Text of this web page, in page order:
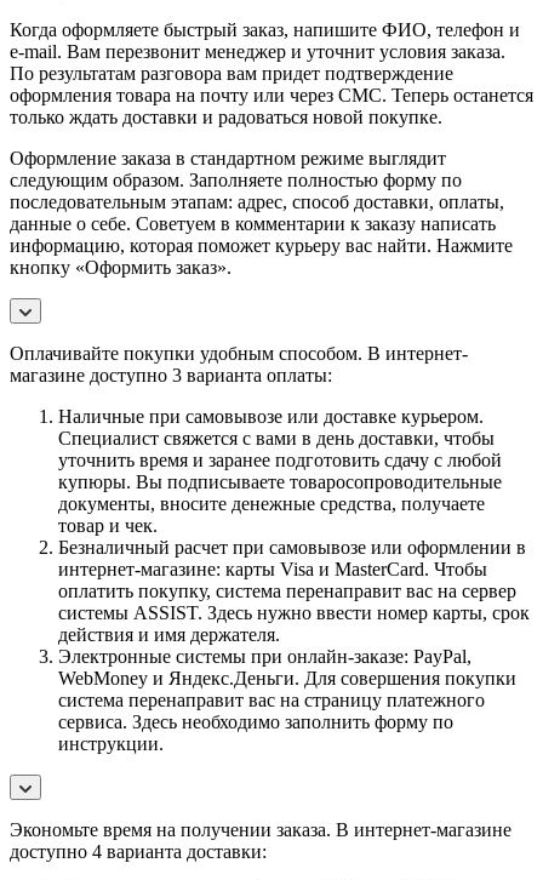
Когда оформляете быстрый заказ, напишите ФИО, телефон и
e-mail. Вам перезвонит менеджер и уточнит условия заказа.
По результатам разговора вам придет подтверждение
оформления товара на почту или через СМС. Теперь останется
только ждать доставки и радоваться новой покупке.
Оформление заказа в стандартном режиме выглядит
следующим образом. Заполняете полностью форму по
последовательным этапам: адрес, способ доставки, оплаты,
данные о себе. Советуем в комментарии к заказу написать
информацию, которая поможет курьеру вас найти. Нажмите
кнопку «Оформить заказ».
Оплачивайте покупки удобным способом. В интернет-
магазине доступно 3 варианта оплаты:
Наличные при самовывозе или доставке курьером.
Специалист свяжется с вами в день доставки, чтобы
уточнить время и заранее подготовить сдачу с любой
купюры. Вы подписываете товаросопроводительные
документы, вносите денежные средства, получаете
товар и чек.
Безналичный расчет при самовывозе или оформлении в
интернет-магазине: карты Visa и MasterCard. Чтобы
оплатить покупку, система перенаправит вас на сервер
системы ASSIST. Здесь нужно ввести номер карты, срок
действия и имя держателя.
Электронные системы при онлайн-заказе: PayPal,
WebMoney и Яндекс.Деньги. Для совершения покупки
система перенаправит вас на страницу платежного
сервиса. Здесь необходимо заполнить форму по
инструкции.
Экономьте время на получении заказа. В интернет-магазине
доступно 4 варианта доставки: